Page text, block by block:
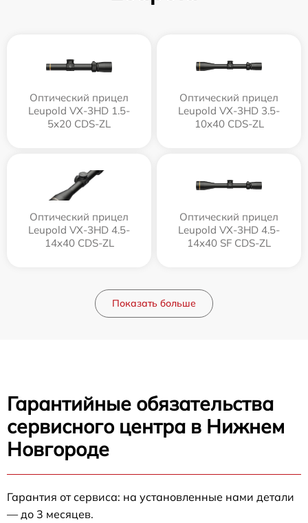
Оптический прицел
Leupold VX-3HD 1.5-
5x20 CDS-ZL
Оптический прицел
Leupold VX-3HD 3.5-
10x40 CDS-ZL
Оптический прицел
Leupold VX-3HD 4.5-
14x40 CDS-ZL
Оптический прицел
Leupold VX-3HD 4.5-
14x40 SF CDS-ZL
Показать больше
Гарантийные обязательства
сервисного центра в Нижнем
Новгороде
Гарантия от сервиса: на установленные нами детали
— до 3 месяцев.